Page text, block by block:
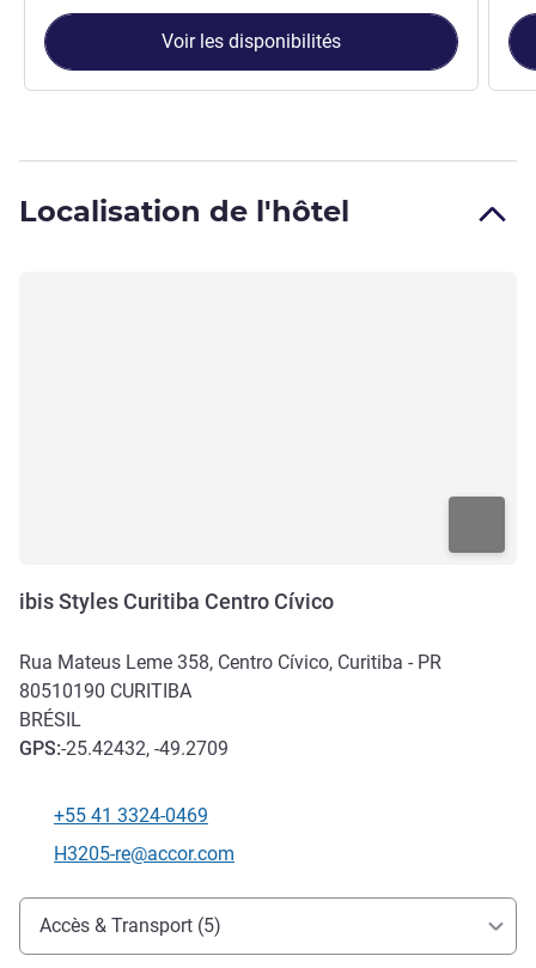
Voir les disponibilités
Localisation de l'hôtel
ibis Styles Curitiba Centro Cívico
Rua Mateus Leme 358, Centro Cívico, Curitiba - PR
80510190 CURITIBA
BRÉSIL
GPS:-25.42432, -49.2709
Téléphone
+55 41 3324-0469
Email de contact
H3205-re@accor.com
Accès et transports
Accès & Transport (5)